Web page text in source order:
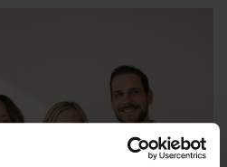
un beau barbecue de 10
8 personnes et un belvédère
L'étage supérieur est
en colimaçon. A l'étage
(18 m2 + 18 m2 + 18